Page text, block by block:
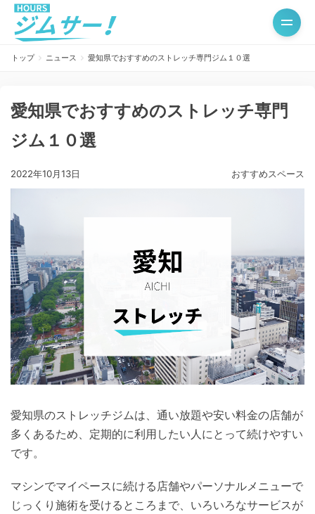
トップ ニュース 愛知県でおすすめのストレッチ専門ジム１０選
愛知県でおすすめのストレッチ専門
ジム１０選
2022年10月13日 おすすめスペース
愛知県のストレッチジムは、通い放題や安い料金の店舗が
多くあるため、定期的に利用したい人にとって続けやすい
です。
マシンでマイペースに続ける店舗やパーソナルメニューで
じっくり施術を受けるところまで、いろいろなサービスが